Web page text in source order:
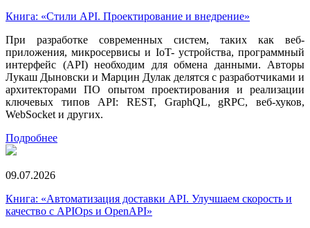
Книга: «Стили API. Проектирование и внедрение»
При разработке современных систем, таких как веб-
приложения, микросервисы и IoT- устройства, программный
интерфейс (API) необходим для обмена данными. Авторы
Лукаш Дыновски и Марцин Дулак делятся с разработчиками и
архитекторами ПО опытом проектирования и реализации
ключевых типов API: REST, GraphQL, gRPC, веб-хуков,
WebSocket и других.
Подробнее
09.07.2026
Книга: «Автоматизация доставки API. Улучшаем скорость и
качество с APIOps и OpenAPI»